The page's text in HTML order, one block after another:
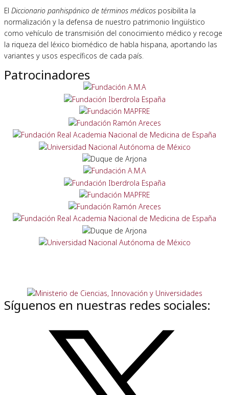
El Diccionario panhispánico de términos médicos posibilita la
normalización y la defensa de nuestro patrimonio lingüístico
como vehículo de transmisión del conocimiento médico y recoge
la riqueza del léxico biomédico de habla hispana, aportando las
variantes y usos específicos de cada país.
Patrocinadores
Síguenos en nuestras redes sociales: